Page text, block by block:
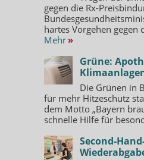
gegen die Rx-
hartes Vorgehen gegen
Mehr »
Grüne:
Die Grünen in
für mehr Hitzeschutz
dem Motto „Bayern
schnelle Hilfe für
Second-